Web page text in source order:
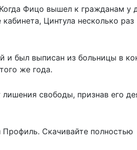
Фицо вышел к гражданам у
Цинтула несколько раз
и был выписан из больницы в
же года.
свободы, признав его
Профиль. Скачивайте полностью